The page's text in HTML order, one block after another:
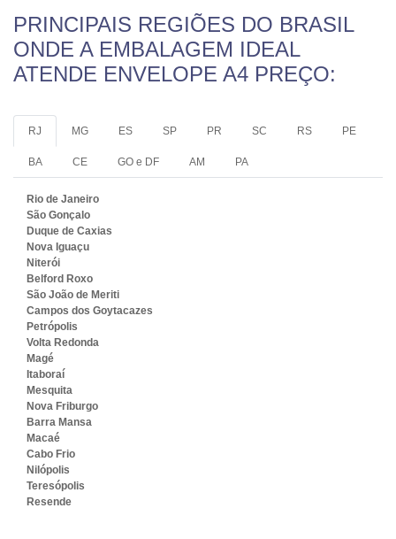
PRINCIPAIS REGIÕES DO BRASIL
ONDE A EMBALAGEM IDEAL
ATENDE ENVELOPE A4 PREÇO:
RJ MG ES SP PR SC RS PE
BA CE GO e DF AM PA
Rio de Janeiro
São Gonçalo
Duque de Caxias
Nova Iguaçu
Niterói
Belford Roxo
São João de Meriti
Campos dos Goytacazes
Petrópolis
Volta Redonda
Magé
Itaboraí
Mesquita
Nova Friburgo
Barra Mansa
Macaé
Cabo Frio
Nilópolis
Teresópolis
Resende